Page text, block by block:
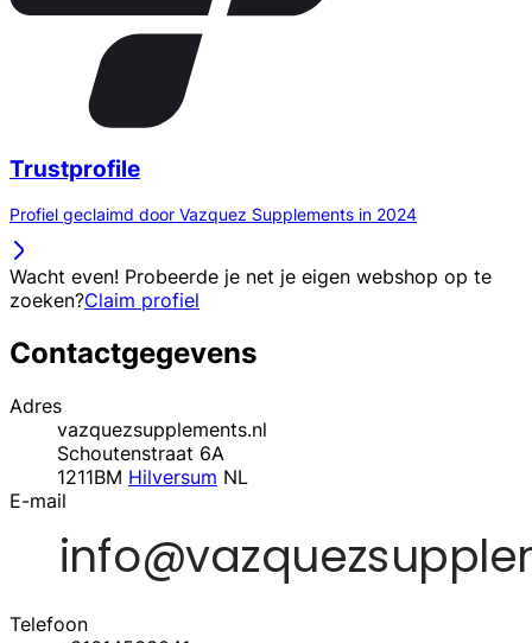
Trustprofile
Profiel geclaimd door Vazquez Supplements in 2024
Wacht even! Probeerde je net je eigen webshop op te
zoeken?Claim profiel
Contactgegevens
Adres
vazquezsupplements.nl
Schoutenstraat 6A
1211BM Hilversum NL
E-mail
Telefoon